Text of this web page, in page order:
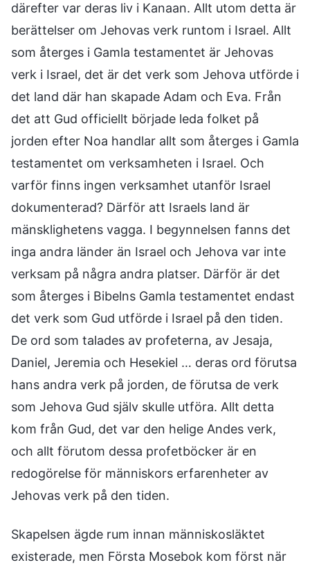
därefter var deras liv i Kanaan. Allt utom detta är
berättelser om Jehovas verk runtom i Israel. Allt
som återges i Gamla testamentet är Jehovas
verk i Israel, det är det verk som Jehova utförde i
det land där han skapade Adam och Eva. Från
det att Gud officiellt började leda folket på
jorden efter Noa handlar allt som återges i Gamla
testamentet om verksamheten i Israel. Och
varför finns ingen verksamhet utanför Israel
dokumenterad? Därför att Israels land är
mänsklighetens vagga. I begynnelsen fanns det
inga andra länder än Israel och Jehova var inte
verksam på några andra platser. Därför är det
som återges i Bibelns Gamla testamentet endast
det verk som Gud utförde i Israel på den tiden.
De ord som talades av profeterna, av Jesaja,
Daniel, Jeremia och Hesekiel … deras ord förutsa
hans andra verk på jorden, de förutsa de verk
som Jehova Gud själv skulle utföra. Allt detta
kom från Gud, det var den helige Andes verk,
och allt förutom dessa profetböcker är en
redogörelse för människors erfarenheter av
Jehovas verk på den tiden.
Skapelsen ägde rum innan människosläktet
existerade, men Första Mosebok kom först när